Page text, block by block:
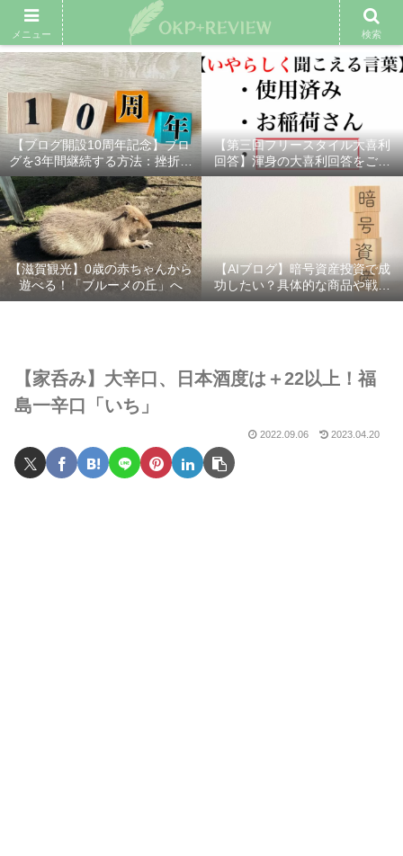
雑記ブログ プロフィール 余興動画 ベスト大喜利 スポ
【ブログ開設10周年記念】ブロ
グを3年間継続する方法：挫折し
ないための7つの秘訣
【第三回フリースタイル大喜利
回答】渾身の大喜利回答をご紹
介！
【滋賀観光】0歳の赤ちゃんから
遊べる！「ブルーメの丘」へ
【AIブログ】暗号資産投資で成
功したい？具体的な商品や戦略
を分かりやすく解説！
【家呑み】大辛口、日本酒度は＋22以上！福
島一辛口「いち」
2022.09.06 2023.04.20
メニュー 検索